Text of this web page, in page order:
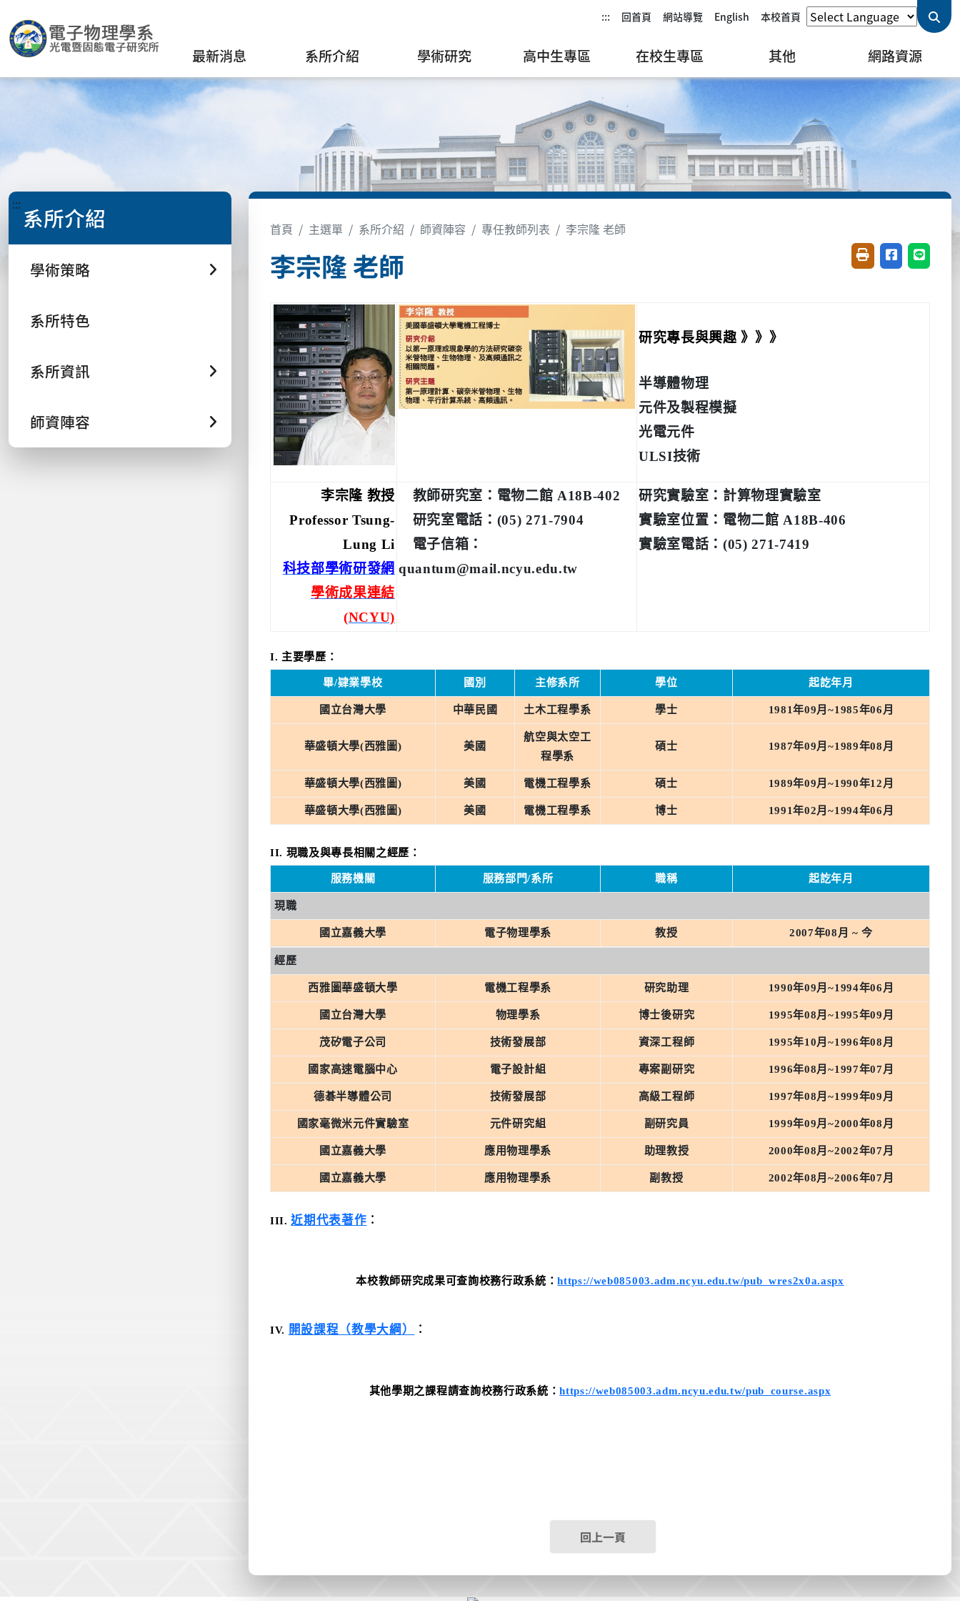
::: 回首頁 網站導覽 English 本校首頁
最新消息 系所介紹 學術研究 高中生專區 在校生專區 其他 網路資源
::: 系所介紹
學術策略
系所特色
系所資訊
師資陣容
首頁 主選單 系所介紹 師資陣容 專任教師列表 李宗隆 老師
李宗隆 老師 友善列印(開新視窗)
分享至臉書(
分享至
研究專長與興趣 》》》
半導體物理
元件及製程模擬
光電元件
ULSI技術
李宗隆 教授
Professor Tsung-
Lung Li
科技部學術研發網
學術成果連結
(NCYU)
教師研究室：電物二館 A18B-402
研究室電話：(05) 271-7904
電子信箱：
quantum@mail.ncyu.edu.tw
研究實驗室：計算物理實驗室
實驗室位置：電物二館 A18B-406
實驗室電話：(05) 271-7419
I. 主要學歷：
畢/肄業學校 國別 主修系所 學位 起訖年月
國立台灣大學 中華民國 土木工程學系 學士 1981年09月~1985年06月
華盛頓大學(西雅圖) 美國
航空與太空工
程學系
碩士 1987年09月~1989年08月
華盛頓大學(西雅圖) 美國 電機工程學系 碩士 1989年09月~1990年12月
華盛頓大學(西雅圖) 美國 電機工程學系 博士 1991年02月~1994年06月
II. 現職及與專長相關之經歷：
服務機關 服務部門/系所 職稱 起訖年月
現職
國立嘉義大學 電子物理學系 教授 2007年08月 ~ 今
經歷
西雅圖華盛頓大學 電機工程學系 研究助理 1990年09月~1994年06月
國立台灣大學 物理學系 博士後研究 1995年08月~1995年09月
茂矽電子公司 技術發展部 資深工程師 1995年10月~1996年08月
國家高速電腦中心 電子設計組 專案副研究 1996年08月~1997年07月
德碁半導體公司 技術發展部 高級工程師 1997年08月~1999年09月
國家毫微米元件實驗室 元件研究組 副研究員 1999年09月~2000年08月
國立嘉義大學 應用物理學系 助理教授 2000年08月~2002年07月
國立嘉義大學 應用物理學系 副教授 2002年08月~2006年07月
III. 近期代表著作 ︰
本校教師研究成果可查詢校務行政系統：https://web085003.adm.ncyu.edu.tw/pub_wres2x0a.aspx
IV. 開設課程（教學大綱） ︰
其他學期之課程請查詢校務行政系統：https://web085003.adm.ncyu.edu.tw/pub_course.aspx
回上一頁